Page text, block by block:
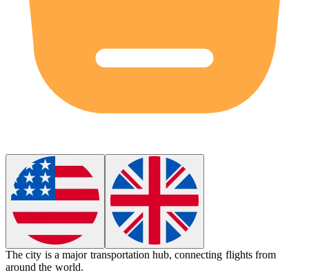
The city is a major transportation hub, connecting flights from
around the world.